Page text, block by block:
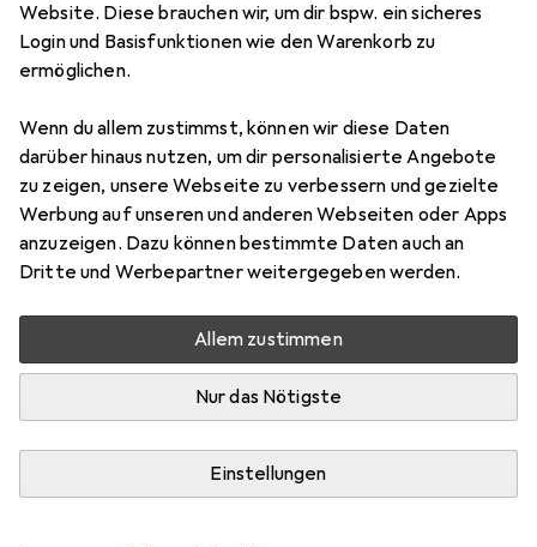
Website. Diese brauchen wir, um dir bspw. ein sicheres
Login und Basisfunktionen wie den Warenkorb zu
ermöglichen.
Wenn du allem zustimmst, können wir diese Daten
darüber hinaus nutzen, um dir personalisierte Angebote
zu zeigen, unsere Webseite zu verbessern und gezielte
Werbung auf unseren und anderen Webseiten oder Apps
anzuzeigen. Dazu können bestimmte Daten auch an
Dritte und Werbepartner weitergegeben werden.
Allem zustimmen
Nur das Nötigste
Einstellungen
DiposDisplayschutzfolie Crystalclear
Preis in EUR inkl. MwSt.
EUR
5,89
1
Bewertungen Marke
Mehr von Dipos
Mi, 12.8. geliefert
Mehr als 10 Stück an Lager beim Drittanbieter
Lieferort angeben für genaue Lieferzeit